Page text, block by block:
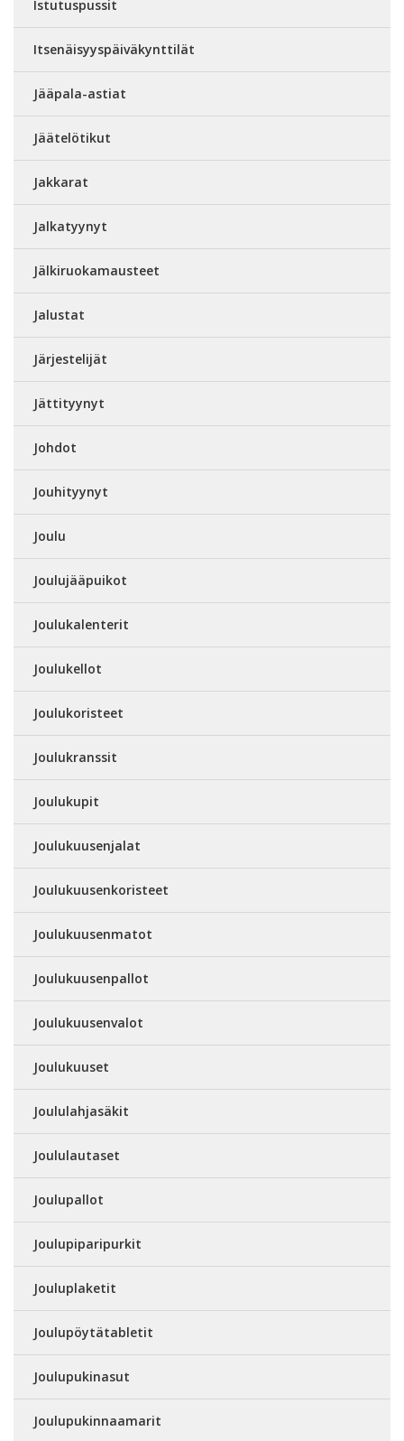
Istutuspussit
Itsenäisyyspäiväkynttilät
Jääpala-astiat
Jäätelötikut
Jakkarat
Jalkatyynyt
Jälkiruokamausteet
Jalustat
Järjestelijät
Jättityynyt
Johdot
Jouhityynyt
Joulu
Joulujääpuikot
Joulukalenterit
Joulukellot
Joulukoristeet
Joulukranssit
Joulukupit
Joulukuusenjalat
Joulukuusenkoristeet
Joulukuusenmatot
Joulukuusenpallot
Joulukuusenvalot
Joulukuuset
Joululahjasäkit
Joululautaset
Joulupallot
Joulupiparipurkit
Jouluplaketit
Joulupöytätabletit
Joulupukinasut
Joulupukinnaamarit